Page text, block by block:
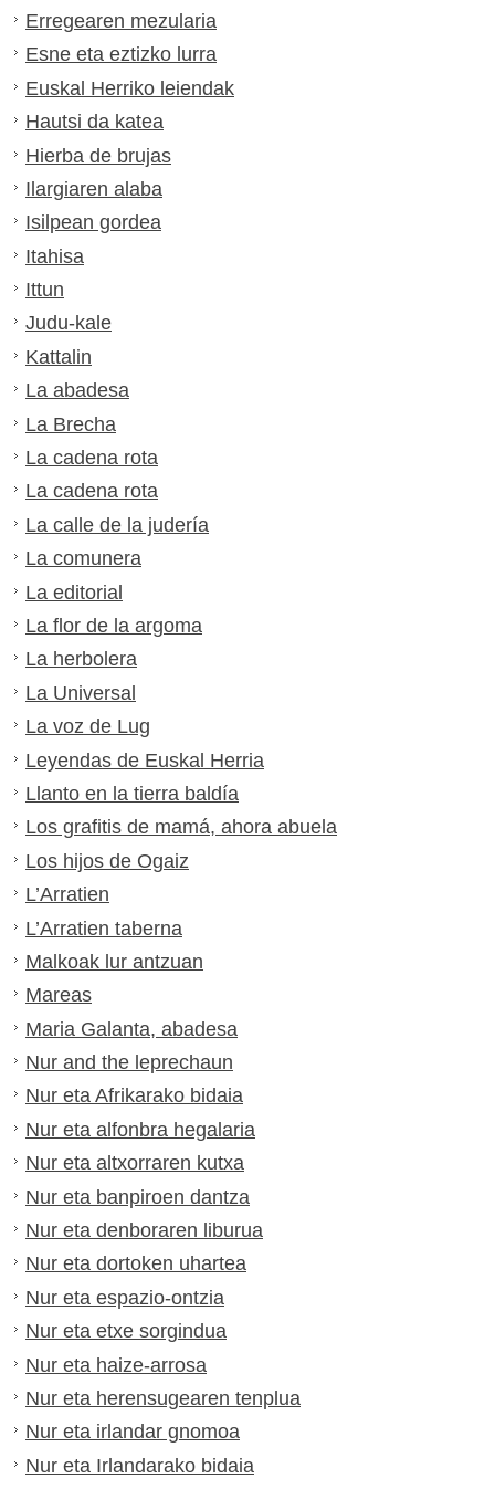
Erregearen mezularia
Esne eta eztizko lurra
Euskal Herriko leiendak
Hautsi da katea
Hierba de brujas
Ilargiaren alaba
Isilpean gordea
Itahisa
Ittun
Judu-kale
Kattalin
La abadesa
La Brecha
La cadena rota
La cadena rota
La calle de la judería
La comunera
La editorial
La flor de la argoma
La herbolera
La Universal
La voz de Lug
Leyendas de Euskal Herria
Llanto en la tierra baldía
Los grafitis de mamá, ahora abuela
Los hijos de Ogaiz
L’Arratien
L’Arratien taberna
Malkoak lur antzuan
Mareas
Maria Galanta, abadesa
Nur and the leprechaun
Nur eta Afrikarako bidaia
Nur eta alfonbra hegalaria
Nur eta altxorraren kutxa
Nur eta banpiroen dantza
Nur eta denboraren liburua
Nur eta dortoken uhartea
Nur eta espazio-ontzia
Nur eta etxe sorgindua
Nur eta haize-arrosa
Nur eta herensugearen tenplua
Nur eta irlandar gnomoa
Nur eta Irlandarako bidaia